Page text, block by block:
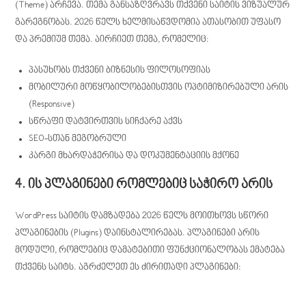
(Theme) არჩევა. თემა განსაზღვრავს თქვენი საიტის ვიზუალურ
გარეგნობას. 2026 წელს ხელმისაწვდომია ათასობით უფასო
და პრემიუმ თემა. აირჩიეთ თემა, რომელიც:
პასუხობს თქვენი ბიზნესის ფილოსოფიას
მობილური მოწყობილობებისთვის ოპტიმიზირებული არის
(Responsive)
სწრაფი დატვირთვის სიჩქარე აქვს
SEO-სთან მეგობრული
კარგი მხარდაჭერისა და დოკუმენტაციის მქონე
4. ის პლაგინები რომლებიც საჭირო არის
WordPress საიტის დამზადება 2026 წელს მოითხოვს სწორი
პლაგინების (Plugins) დაინსტალირებას. პლაგინები არის
მოდული, რომლებიც დამატებითი ფუნქციონალობას ემატება
თქვენს საიტს. აგრძელეთ ეს ძირითადი პლაგინები: